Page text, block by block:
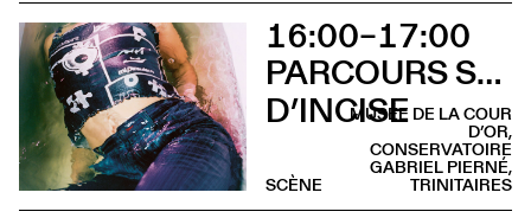
16:00–17:00
PARCOURS SUR LA COLLINE SAINTE-CROIX
D’INCISEMUSÉE DE LA COUR
D’OR,
CONSERVATOIRE
GABRIEL PIERNÉ,
TRINITAIRES
SCÈNE